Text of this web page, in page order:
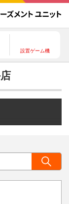
設置ゲーム機